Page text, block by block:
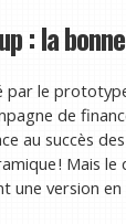
: la
par le
de
au succès
! Mais
une version